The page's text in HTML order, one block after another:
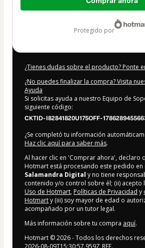
protegido por
¿Tienes dudas sobre el producto? Ponte
¿No puedes finalizar la compra? Visita
Ayuda
Si solicitas ayuda a nuestro Equipo de
siguiente código:
CKTID-I82841820U175OFF-
¿Se completó tu información
Haz clic aquí para saber más.
Al hacer clic en 'Comprar ahora', declaro
Hotmart está procesando este pedido en
Salamandra Digital y no tiene
contenido y/o control sobre él; (ii) acepto
Uso de Hotmart, Políticas de Privacidad y
Hotmarty (iii) soy mayor de edad o
acompañado por un tutor legal.
Más información sobre tu compra aquí.
Hotmart ©2026- Todos los derechos
2026-08-09T15:30:57.959Z REF.